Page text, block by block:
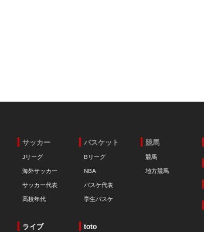
サッカー
Jリーグ
海外サッカー
サッカー代表
高校年代
バスケット
Bリーグ
NBA
バスケ代表
学生バスケ
競馬
競馬
地方競馬
ライブ toto